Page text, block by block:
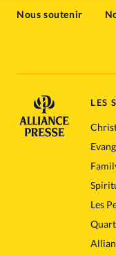
Nous soutenir
LES
Les